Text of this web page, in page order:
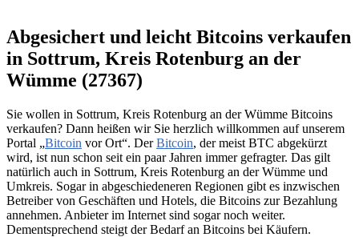
Abgesichert und leicht Bitcoins verkaufen
in Sottrum, Kreis Rotenburg an der
Wümme (27367)
Sie wollen in Sottrum, Kreis Rotenburg an der Wümme Bitcoins
verkaufen? Dann heißen wir Sie herzlich willkommen auf unserem
Portal „Bitcoin vor Ort“. DerBitcoin, der meist BTC abgekürzt
wird, ist nun schon seit ein paar Jahren immer gefragter. Das gilt
natürlich auch in Sottrum, Kreis Rotenburg an der Wümme und
Umkreis. Sogar in abgeschiedeneren Regionen gibt es inzwischen
Betreiber von Geschäften und Hotels, die Bitcoins zur Bezahlung
annehmen. Anbieter im Internet sind sogar noch weiter.
Dementsprechend steigt der Bedarf an Bitcoins bei Käufern.